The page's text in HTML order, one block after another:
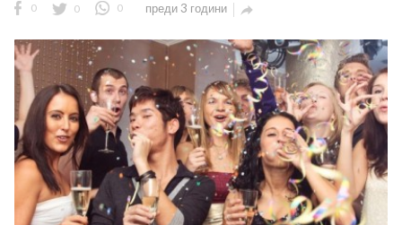
0 0 0 преди 3 години 